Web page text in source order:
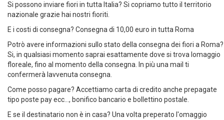
Si possono inviare fiori in tutta Italia? Si copriamo tutto il territorio
nazionale grazie hai nostri fioriti.
E i costi di consegna? Consegna di 10,00 euro in tutta Roma
Potrò avere informazioni sullo stato della consegna dei fiori a Roma?
Si, in qualsiasi momento saprai esattamente dove si trova lomaggio
floreale, fino al momento della consegna. In più una mail ti
confermerà lavvenuta consegna.
Come posso pagare? Accettiamo carta di credito anche prepagate
tipo poste pay ecc..., bonifico bancario e bollettino postale.
E se il destinatario non è in casa? Una volta preperato l'omaggio